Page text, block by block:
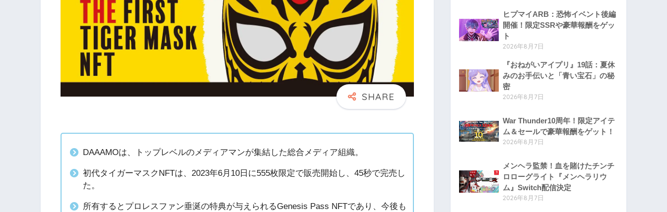
DAAAMOは、トップレベルのメディアマンが集結した総合メディア組織。
初代タイガーマスクNFTは、2023年6月10日に555枚限定で販売開始し、45秒で完売し
た。
所有するとプロレスファン垂涎の特典が与えられるGenesis Pass NFTであり、今後も
ヒプマイARB：恐怖イベント後編
開催！限定SSRや豪華報酬をゲッ
ト
2026年8月7日
『おねがいアイプリ』19話：夏休
みのお手伝いと「青い宝石」の秘
密
2026年8月7日
War Thunder10周年！限定アイテ
ム＆セールで豪華報酬をゲット！
2026年8月7日
メンヘラ監禁！血を賭けたチンチ
ロローグライト『メンヘラリウ
ム』Switch配信決定
2026年8月7日